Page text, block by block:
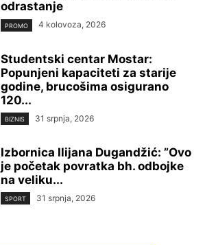
odrastanje
PROMO 4 kolovoza, 2026
Studentski centar Mostar:
Popunjeni kapaciteti za starije
godine, brucošima osigurano
120...
BIZNIS 31 srpnja, 2026
Izbornica Ilijana Dugandžić: ”Ovo
je početak povratka bh. odbojke
na veliku...
SPORT 31 srpnja, 2026